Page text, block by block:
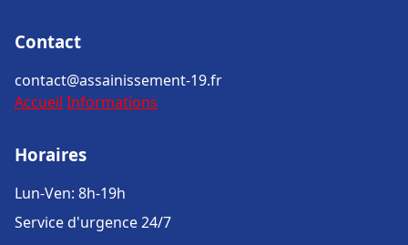
Contact
contact@assainissement-19.fr
Accueil Informations
Horaires
Lun-Ven: 8h-19h
Service d'urgence 24/7